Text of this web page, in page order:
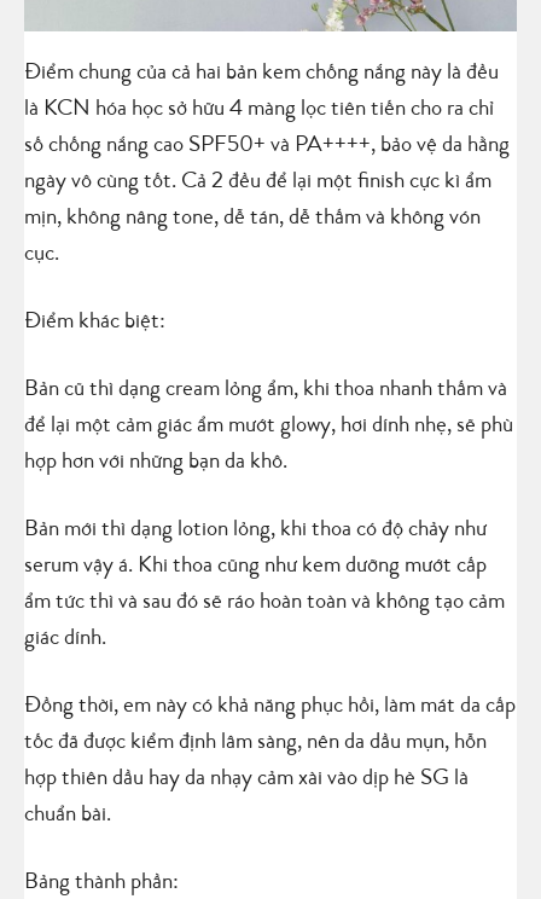
Điểm chung của cả hai bản kem chống nắng này là đều
là KCN hóa học sở hữu 4 màng lọc tiên tiến cho ra chỉ
số chống nắng cao SPF50+ và PA++++, bảo vệ da hằng
ngày vô cùng tốt. Cả 2 đều để lại một finish cực kì ẩm
mịn, không nâng tone, dễ tán, dễ thấm và không vón
cục.
Điểm khác biệt:
Bản cũ thì dạng cream lỏng ẩm, khi thoa nhanh thấm và
để lại một cảm giác ẩm mướt glowy, hơi dính nhẹ, sẽ phù
hợp hơn với những bạn da khô.
Bản mới thì dạng lotion lỏng, khi thoa có độ chảy như
serum vậy á. Khi thoa cũng như kem dưỡng mướt cấp
ẩm tức thì và sau đó sẽ ráo hoàn toàn và không tạo cảm
giác dính.
Đồng thời, em này có khả năng phục hồi, làm mát da cấp
tốc đã được kiểm định lâm sàng, nên da dầu mụn, hỗn
hợp thiên dầu hay da nhạy cảm xài vào dịp hè SG là
chuẩn bài.
Bảng thành phần: